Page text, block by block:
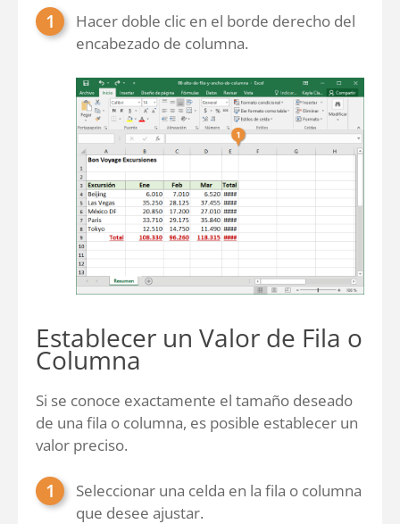
Hacer doble clic en el borde derecho del
encabezado de columna.
Establecer un Valor de Fila o
Columna
Si se conoce exactamente el tamaño deseado
de una fila o columna, es posible establecer un
valor preciso.
Seleccionar una celda en la fila o columna
que desee ajustar.